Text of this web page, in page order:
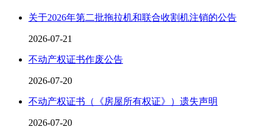
关于2026年第二批拖拉机和联合收割机注销的公告
2026-07-21
不动产权证书作废公告
2026-07-20
不动产权证书（《房屋所有权证》）遗失声明
2026-07-20